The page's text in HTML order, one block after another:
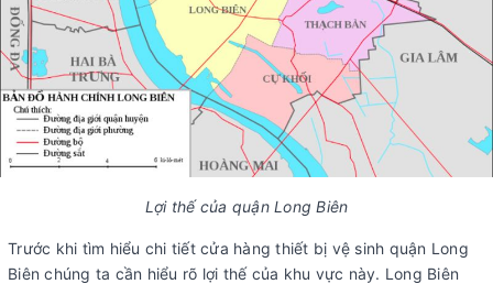
Lợi thế của quận Long Biên
Trước khi tìm hiểu chi tiết cửa hàng thiết bị vệ sinh quận Long
Biên chúng ta cần hiểu rõ lợi thế của khu vực này. Long Biên